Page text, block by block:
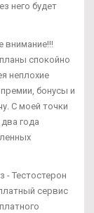
него будет
внимание!!!
спокойно
неплохие
бонусы и
С моей точки
года
- Тестостерон
сервис